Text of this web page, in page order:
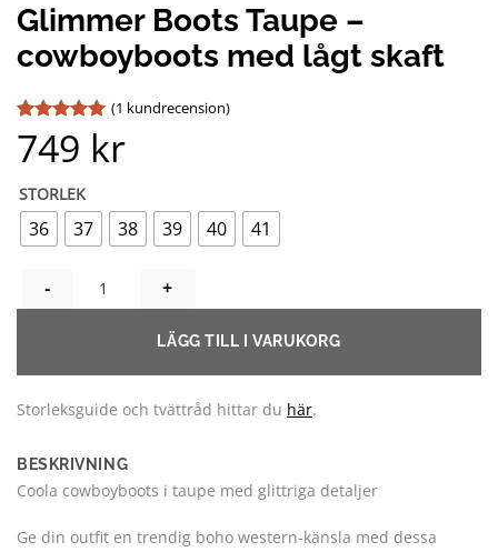
Glimmer Boots Taupe –
cowboyboots med lågt skaft
Betygsatt 5
av 5
1
kundrecension
(1 kundrecension)
749 kr
STORLEK
36 37 38 39 40 41
GLIMMER BOOTS TAUPE - COWBOYBOOTS MED LÅGT SKAFT
LÄGG TILL I VARUKORG
Storleksguide och tvättråd hittar du här.
BESKRIVNING
Coola cowboyboots i taupe med glittriga detaljer
Ge din outfit en trendig boho western-känsla med dessa